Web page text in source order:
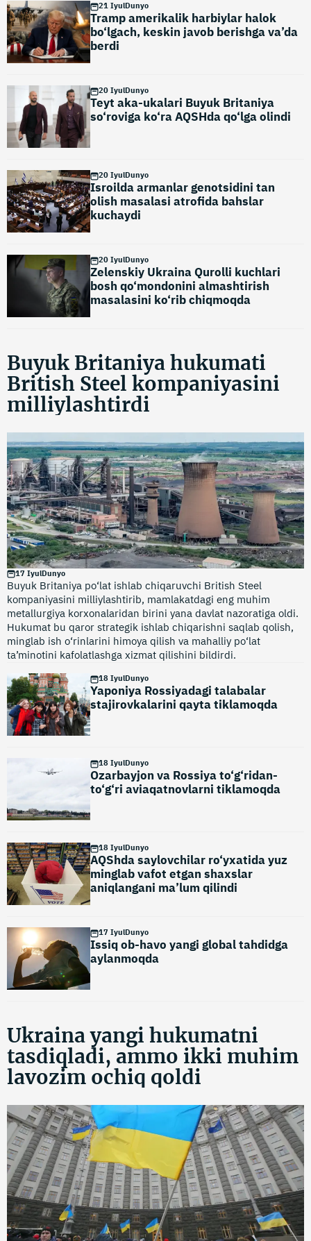
21 IyulDunyo
Tramp amerikalik harbiylar halok
bo‘lgach, keskin javob berishga va’da
berdi
20 IyulDunyo
Teyt aka-ukalari Buyuk Britaniya
so‘roviga ko‘ra AQSHda qo‘lga olindi
20 IyulDunyo
Isroilda armanlar genotsidini tan
olish masalasi atrofida bahslar
kuchaydi
20 IyulDunyo
Zelenskiy Ukraina Qurolli kuchlari
bosh qo‘mondonini almashtirish
masalasini ko‘rib chiqmoqda
18 IyulDunyo
Yaponiya Rossiyadagi talabalar
stajirovkalarini qayta tiklamoqda
18 IyulDunyo
Ozarbayjon va Rossiya to‘g‘ridan-
to‘g‘ri aviaqatnovlarni tiklamoqda
18 IyulDunyo
AQShda saylovchilar ro‘yxatida yuz
minglab vafot etgan shaxslar
aniqlangani ma’lum qilindi
17 IyulDunyo
Issiq ob-havo yangi global tahdidga
aylanmoqda
Buyuk Britaniya hukumati
British Steel kompaniyasini
milliylashtirdi
17 IyulDunyo
Buyuk Britaniya po‘lat ishlab chiqaruvchi British Steel
kompaniyasini milliylashtirib, mamlakatdagi eng muhim
metallurgiya korxonalaridan birini yana davlat nazoratiga oldi.
Hukumat bu qaror strategik ishlab chiqarishni saqlab qolish,
minglab ish o‘rinlarini himoya qilish va mahalliy po‘lat
ta’minotini kafolatlashga xizmat qilishini bildirdi.
Ukraina yangi hukumatni
tasdiqladi, ammo ikki muhim
lavozim ochiq qoldi